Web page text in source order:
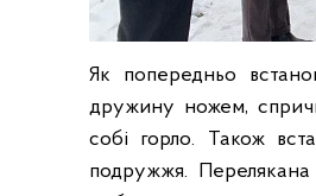
Як попередньо
дружину ножем,
собі горло. Також
подружжя.